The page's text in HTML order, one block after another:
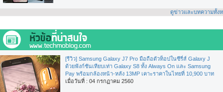
ดูข่าวและบทความทั้ง
[รีวิว] Samsung Galaxy J7 Pro มือถือตัวท็อปในซีรี่ส์ Galaxy J
ด้วยฟังก์ชันเทียบเท่า Galaxy S8 ทั้ง Always On และ Samsung
Pay พร้อมกล้องหน้า-หลัง 13MP เคาะราคาในไทยที่ 10,900 บาท
เมื่อวันที่ : 04 กรกฏาคม 2560